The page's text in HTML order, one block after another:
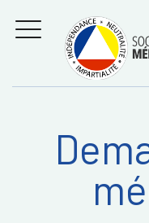
Régler les
entre
la médiation
MENU
Recherche